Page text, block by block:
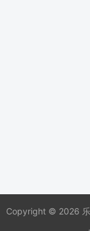
Copyright © 2026 乐